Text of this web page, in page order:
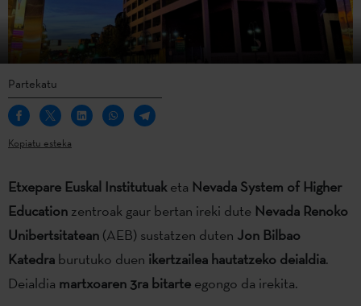
Partekatu
Kopiatu esteka
Etxepare Euskal Institutuaketa Nevada System of Higher
Education zentroak gaur bertan ireki dute Nevada Renoko
Unibertsitatean (AEB) sustatzen duten Jon Bilbao
Katedra burutuko duen ikertzailea hautatzeko deialdia.
Deialdia martxoaren 3ra bitarte egongo da irekita.